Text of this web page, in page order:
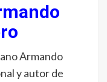
Armando
y autor de